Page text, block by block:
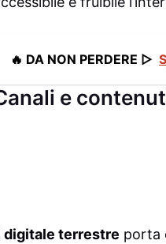
🔥 DA NON PERDERE ▷
e
digitale terrestre porta